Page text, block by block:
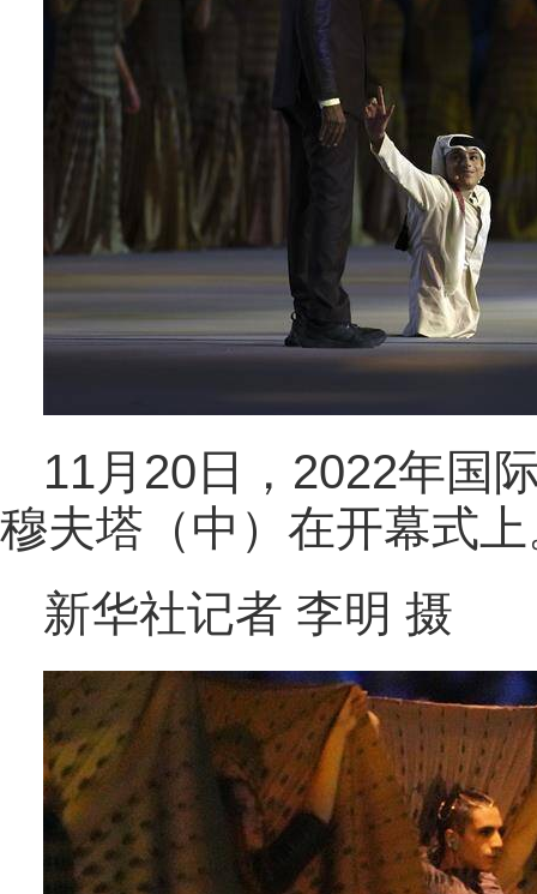
11月20日，2022年国
穆夫塔（中）在开幕式
新华社记者 李明 摄